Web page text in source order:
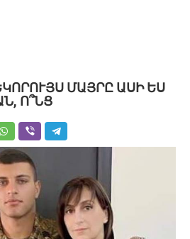
ՄԱՅՐԸ ԱՍԻ ԵՍ
Ո՞ՆՑ